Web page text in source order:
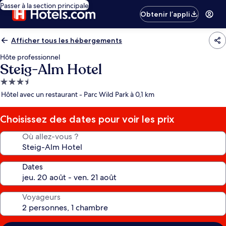
Passer à la section principale
Obtenir l’appli
Afficher tous les hébergements
Hôte professionnel
Steig-Alm Hotel
Hébergement
3.5 étoiles
Hôtel avec un restaurant - Parc Wild Park à 0,1 km
Choisissez des dates pour voir les prix
Où allez-vous ?
Dates
Voyageurs